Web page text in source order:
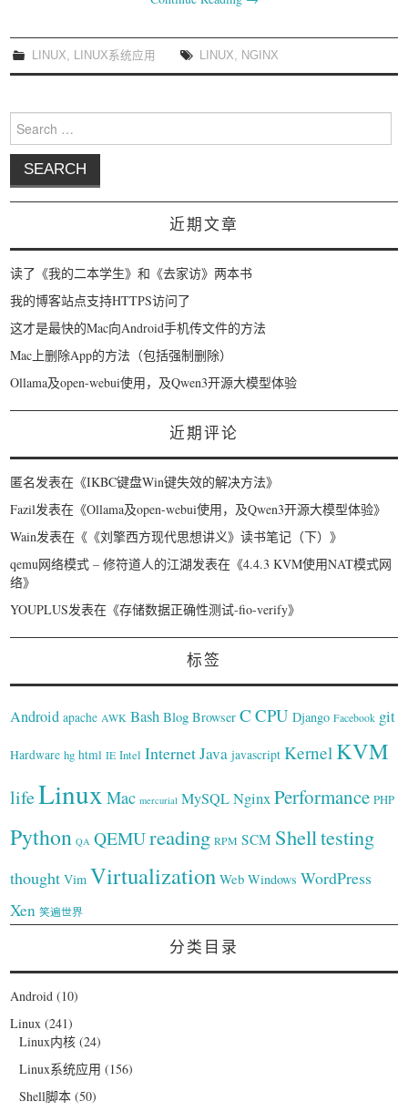
LINUX LINUX系统应用 LINUX NGINX
Search for:
近期文章
读了《我的二本学生》和《去家访》两本书
我的博客站点支持HTTPS访问了
这才是最快的Mac向Android手机传文件的方法
Mac上删除App的方法（包括强制删除）
Ollama及open-webui使用，及Qwen3开源大模型体验
近期评论
匿名发表在《IKBC键盘Win键失效的解决方法》
Fazil发表在《Ollama及open-webui使用，及Qwen3开源大模型体验》
Wain发表在《 《刘擎西方现代思想讲义》读书笔记（下）》
qemu网络模式 – 修符道人的江湖发表在《4.4.3 KVM使用NAT模式网
络》
YOUPLUS发表在《存储数据正确性测试-fio-verify》
标签
Android apache AWK Bash Blog Browser C CPU Django Facebook git
Hardware hg html IE Intel InternetJava javascript Kernel KVM
lifeLinux Mac mercurial MySQLNginx Performance PHP
Python QA QEMUreading RPM SCM Shelltesting
thought Vim Virtualization Web Windows WordPress
Xen 笑遍世界
分类目录
Android (10)
Linux (241)
Linux内核 (24)
Linux系统应用 (156)
Shell脚本 (50)